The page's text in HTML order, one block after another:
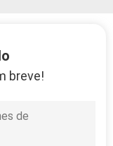
breve!